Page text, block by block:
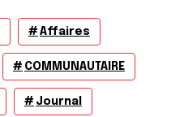
Affaires
COMMUNAUTAIRE
Journal